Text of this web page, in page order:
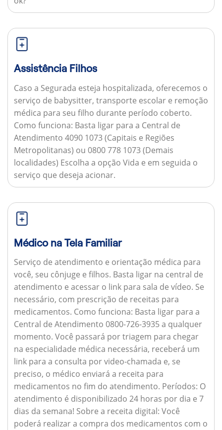
Assistência Filhos
Caso a Segurada esteja hospitalizada, oferecemos o
serviço de babysitter, transporte escolar e remoção
médica para seu filho durante período coberto.
Como funciona: Basta ligar para a Central de
Atendimento 4090 1073 (Capitais e Regiões
Metropolitanas) ou 0800 778 1073 (Demais
localidades) Escolha a opção Vida e em seguida o
serviço que deseja acionar.
Médico na Tela Familiar
Serviço de atendimento e orientação médica para
você, seu cônjuge e filhos. Basta ligar na central de
atendimento e acessar o link para sala de vídeo. Se
necessário, com prescrição de receitas para
medicamentos. Como funciona: Basta ligar para a
Central de Atendimento 0800-726-3935 a qualquer
momento. Você passará por triagem para chegar
na especialidade médica necessária, receberá um
link para a consulta por video-chamada e, se
preciso, o médico enviará a receita para
medicamentos no fim do atendimento. Períodos: O
atendimento é disponibilizado 24 horas por dia e 7
dias da semana! Sobre a receita digital: Você
poderá realizar a compra dos medicamentos com o